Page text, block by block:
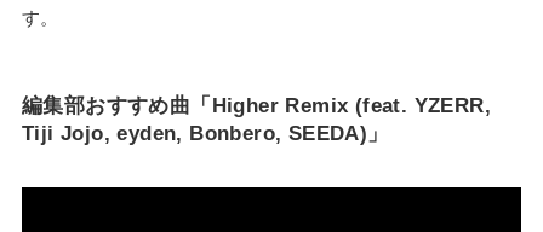
す。
編集部おすすめ曲「Higher Remix (feat. YZERR,
Tiji Jojo, eyden, Bonbero, SEEDA)」